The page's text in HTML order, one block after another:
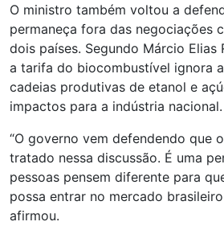
O ministro também voltou a
permaneça fora das negociações
dois países. Segundo Márcio Elias
a tarifa do biocombustível ignora
cadeias produtivas de etanol e
impactos para a indústria nacional.
“O governo vem defendendo que
tratado nessa discussão. É uma
pessoas pensem diferente para
possa entrar no mercado
afirmou.